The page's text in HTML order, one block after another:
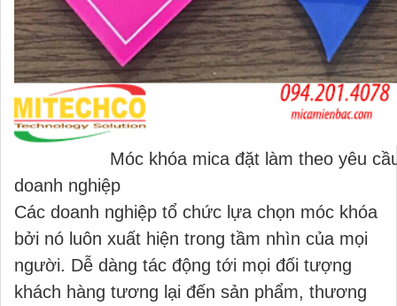
Móc khóa mica đặt làm theo yêu cầu
doanh nghiệp
Các doanh nghiệp tổ chức lựa chọn móc khóa
bởi nó luôn xuất hiện trong tầm nhìn của mọi
người. Dễ dàng tác động tới mọi đối tượng
khách hàng tương lại đến sản phẩm, thương